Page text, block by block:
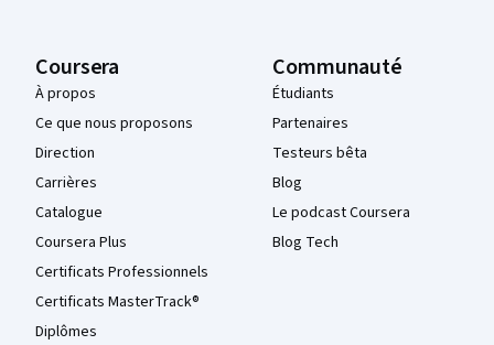
Coursera
À propos
Ce que nous proposons
Direction
Carrières
Catalogue
Coursera Plus
Certificats Professionnels
Certificats MasterTrack®
Diplômes
Communauté
Étudiants
Partenaires
Testeurs bêta
Blog
Le podcast Coursera
Blog Tech